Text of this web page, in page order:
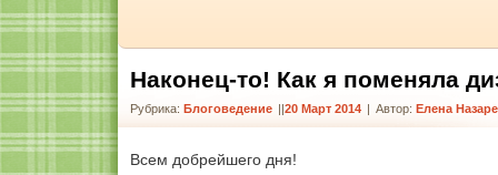
Наконец-то! Как я поменяла
Рубрика: Блоговедение | 20 Март 2014 | Автор: Елена
Всем добрейшего дня!